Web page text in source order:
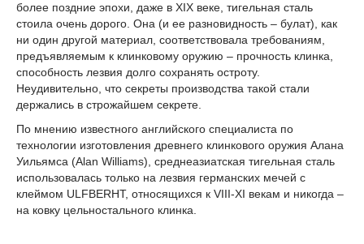
более поздние эпохи, даже в XIX веке, тигельная сталь
стоила очень дорого. Она (и ее разновидность – булат), как
ни один другой материал, соответствовала требованиям,
предъявляемым к клинковому оружию – прочность клинка,
способность лезвия долго сохранять остроту.
Неудивительно, что секреты производства такой стали
держались в строжайшем секрете.
По мнению известного английского специалиста по
технологии изготовления древнего клинкового оружия Алана
Уильямса (Alan Williams), среднеазиатская тигельная сталь
использовалась только на лезвия германских мечей с
клеймом ULFBERHT, относящихся к VIII-XI векам и никогда –
на ковку цельностального клинка.